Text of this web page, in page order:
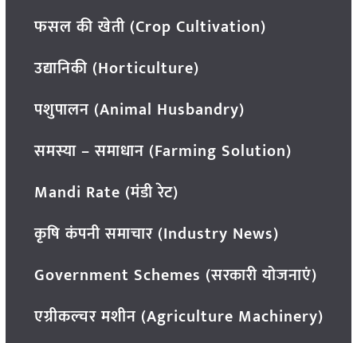
फसल की खेती (Crop Cultivation)
उद्यानिकी (Horticulture)
पशुपालन (Animal Husbandry)
समस्या – समाधान (Farming Solution)
Mandi Rate (मंडी रेट)
कृषि कंपनी समाचार (Industry News)
Government Schemes (सरकारी योजनाएं)
एग्रीकल्चर मशीन (Agriculture Machinery)